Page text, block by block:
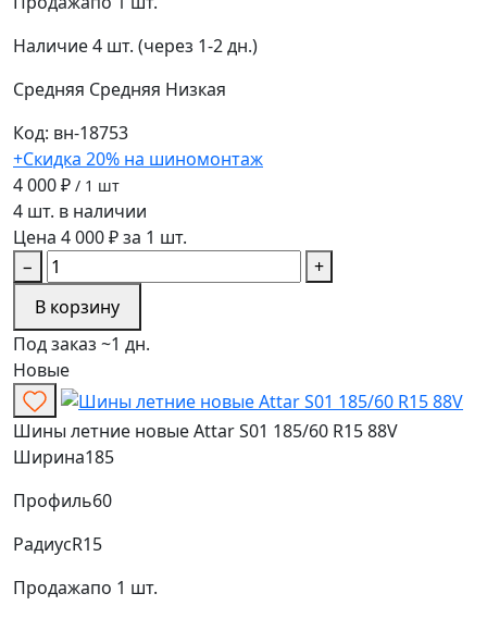
Наличие4 шт. (через 1-2 дн.)
Средняя Средняя Низкая
Код: вн-18753
+Скидка 20% на шиномонтаж
4 000 ₽ / 1 шт
4 шт. в наличии
Цена 4 000 ₽ за 1 шт.
−
+
В корзину
Под заказ ~1 дн.
Новые
Шины летние новые Attar S01 185/60 R15 88V
Ширина185
Профиль60
РадиусR15
Продажапо 1 шт.